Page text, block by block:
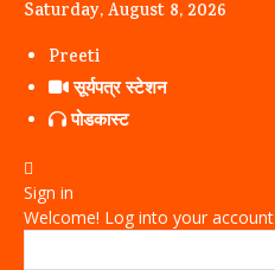
Saturday, August 8, 2026
Preeti
सूर्यपत्र स्टेशन
पोडकास्ट
Sign in
Welcome! Log into your account